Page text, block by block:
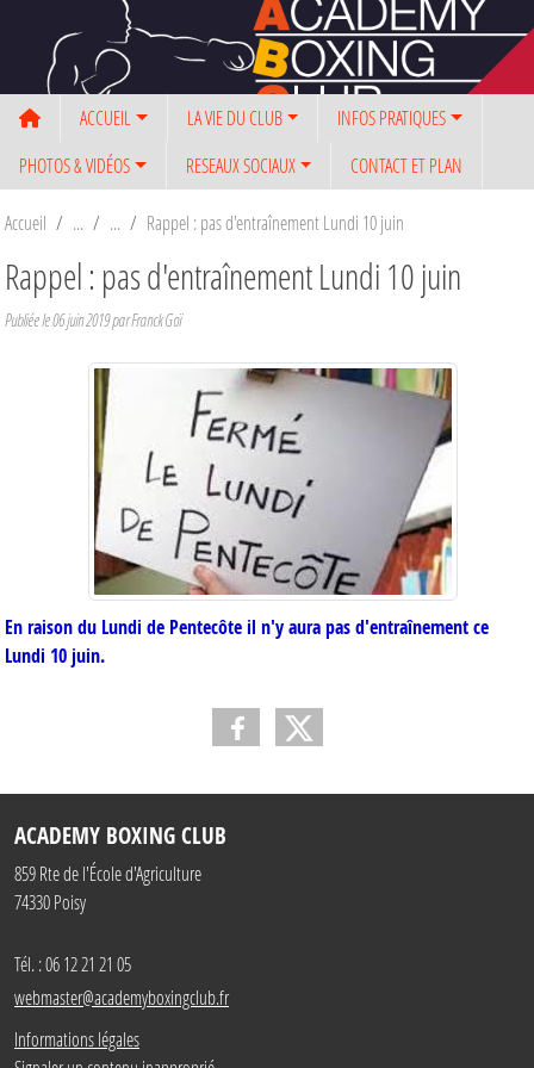
ACCUEIL LA VIE DU CLUB
INFOS PRATIQUES
PHOTOS & VIDÉOS
RESEAUX SOCIAUX CONTACT ET PLAN
Accueil Rappel : pas d'entraînement Lundi 10 juin
Rappel : pas d'entraînement Lundi 10 juin
Publiée le06 juin 2019par Franck Goï
En raison du Lundi de Pentecôte il n'y aura pas d'entraînement ce
Lundi 10 juin.
ACADEMY BOXING CLUB
859 Rte de l'École d'Agriculture
74330Poisy
Tél. :06 12 21 21 05
webmaster@academyboxingclub.fr
Informations légales
Panneau de gestion des cookies